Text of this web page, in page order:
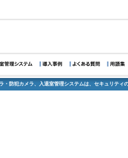
・防犯カメラ、入退室管理システムは、セキュリティ